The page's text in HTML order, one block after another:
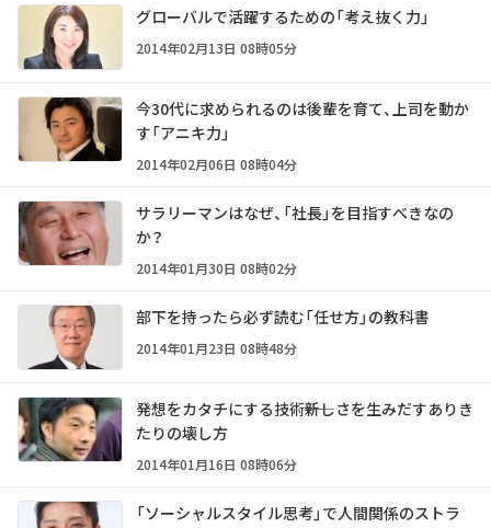
グローバルで活躍するための「考え抜く力」
2014年02月13日 08時05分
今30代に求められるのは後輩を育て、上司を動か
す「アニキ力」
2014年02月06日 08時04分
サラリーマンはなぜ、「社長」を目指すべきなの
か？
2014年01月30日 08時02分
部下を持ったら必ず読む「任せ方」の教科書
2014年01月23日 08時48分
発想をカタチにする技術――新しさを生みだすありき
たりの壊し方
2014年01月16日 08時06分
「ソーシャルスタイル思考」で人間関係のストラ